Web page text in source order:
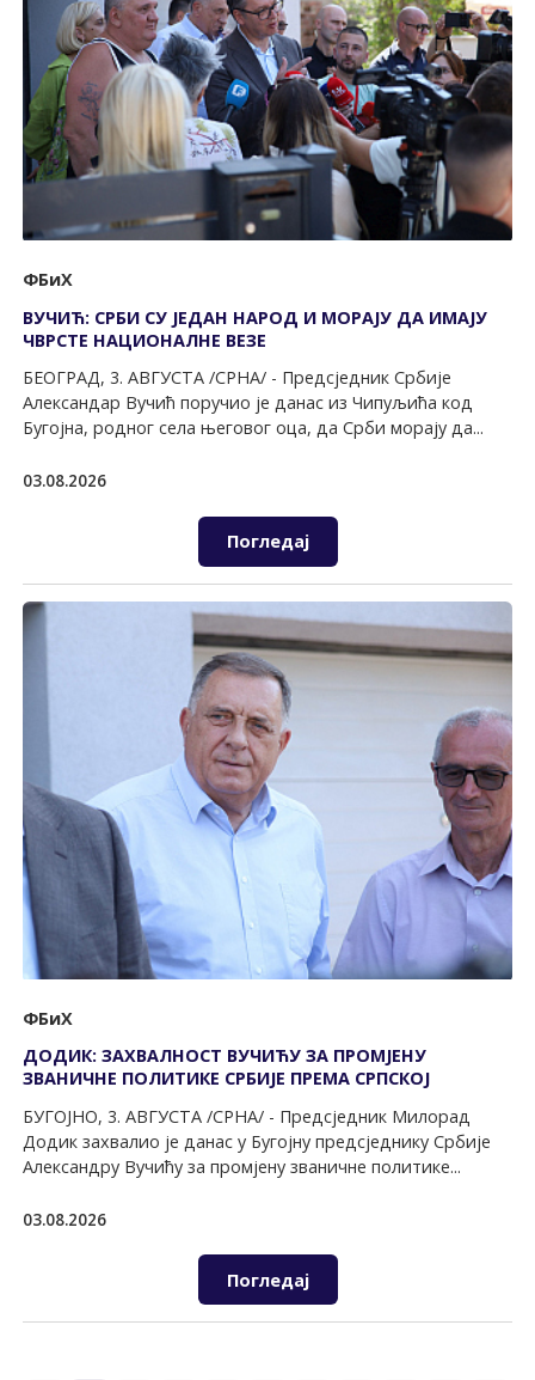
ФБиХ
ВУЧИЋ: СРБИ СУ ЈЕДАН НАРОД И МОРАЈУ ДА ИМАЈУ
ЧВРСТЕ НАЦИОНАЛНЕ ВЕЗЕ
БЕОГРАД, 3. АВГУСТА /СРНА/ - Предсједник Србије
Александар Вучић поручио је данас из Чипуљића код
Бугојна, родног села његовог оца, да Срби морају да...
03.08.2026
Погледај
ФБиХ
ДОДИК: ЗАХВАЛНОСТ ВУЧИЋУ ЗА ПРОМЈЕНУ
ЗВАНИЧНЕ ПОЛИТИКЕ СРБИЈЕ ПРЕМА СРПСКОЈ
БУГОЈНО, 3. АВГУСТА /СРНА/ - Предсједник Милорад
Додик захвалио је данас у Бугојну предсједнику Србије
Александру Вучићу за промјену званичне политике...
03.08.2026
Погледај